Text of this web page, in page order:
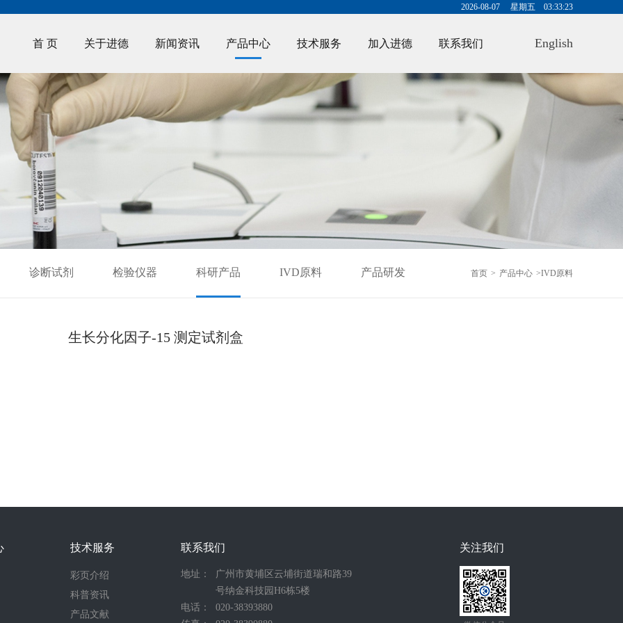
2026-08-07 星期五 03:33:23
首 页 关于进德 新闻资讯 产品中心 技术服务 加入进德 联系我们 English
诊断试剂 检验仪器 科研产品 IVD原料 产品研发 首页 > 产品中心 >IVD原料
生长分化因子-15 测定试剂盒
技术服务
彩页介绍
科普资讯
产品文献
联系我们
地址：
广州市黄埔区云埔街道瑞和路39
号纳金科技园H6栋5楼
电话：
020-38393880
关注我们